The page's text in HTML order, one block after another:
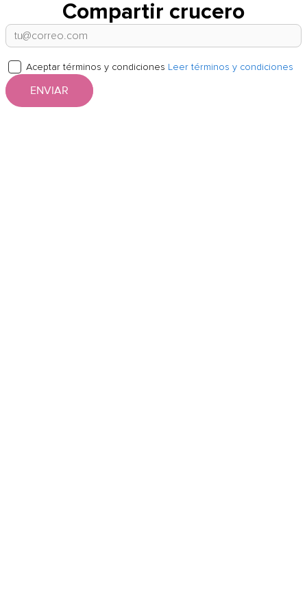
Compartir crucero
Aceptar términos y condiciones Leer términos y condiciones
ENVIAR